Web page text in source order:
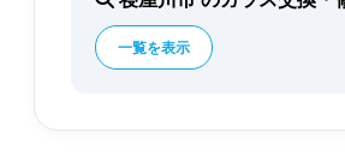
一覧を表示